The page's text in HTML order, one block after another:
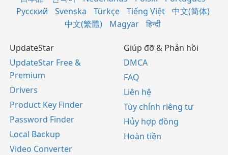
Русский
Svenska Türkçe Tiếng Việt
中文(简体)
中文(繁體)
Magyar हिन्दी
UpdateStar
UpdateStar Free &
Premium
Drivers
Product Key Finder
Password Finder
Local Backup
Video Converter
Giúp đỡ & Phản hồi
DMCA
FAQ
Liên hệ
Tùy chỉnh riêng tư
Hủy hợp đồng
Hoàn tiền